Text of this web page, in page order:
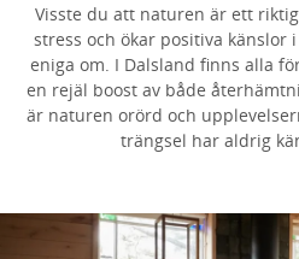
Visste du att naturen är ett
stress och ökar positiva känslor
eniga om. I Dalsland finns alla
en rejäl boost av både
är naturen orörd och
trängsel har aldrig